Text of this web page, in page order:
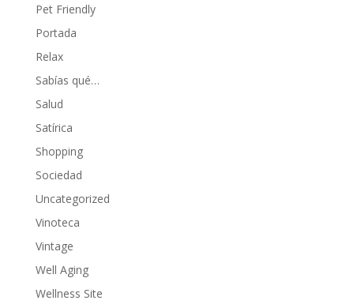
Pet Friendly
Portada
Relax
Sabías qué…
Salud
Satírica
Shopping
Sociedad
Uncategorized
Vinoteca
Vintage
Well Aging
Wellness Site